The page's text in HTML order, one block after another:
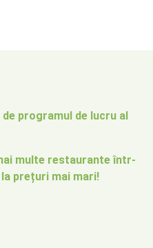
programul de lucru al
multe restaurante într-
prețuri mai mari!